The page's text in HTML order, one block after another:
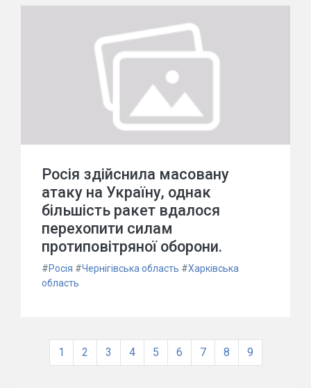
Росія здійснила масовану
атаку на Україну, однак
більшість ракет вдалося
перехопити силам
протиповітряної оборони.
#Росія #Чернігівська область #Харківська
область
1 2 3 4 5 6 7 8 9